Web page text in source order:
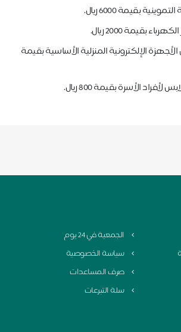
بقيمة 6000 ريال.
بقيمة 2000 ريال.
الإلكترونية المنزلية الأساسية بقيمة
الأسرة بقيمة 800 ريال.
الجمعية في 24 يوم
سياسة الخصوصية
صرف المساعدات
سلة التبرعات